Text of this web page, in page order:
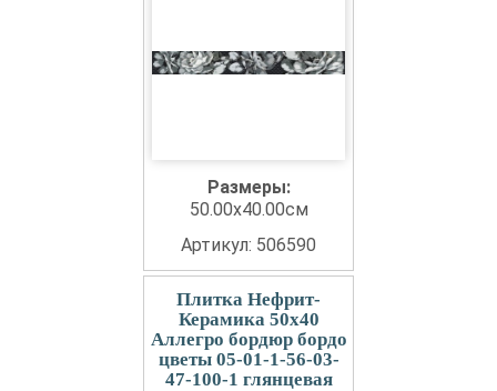
Размеры:
50.00x40.00см
Артикул: 506590
Плитка Нефрит-
Керамика 50x40
Аллегро бордюр бордо
цветы 05-01-1-56-03-
47-100-1 глянцевая